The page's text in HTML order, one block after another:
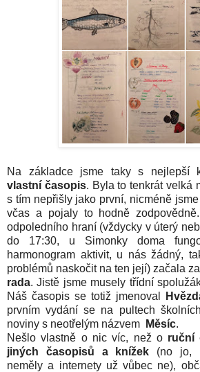
Na základce jsme taky s nejlepší
vlastní časopis. Byla to tenkrát velká
s tím nepřišly jako první, nicméně
včas a pojaly to hodně
odpoledního hraní (vždycky v úterý
do 17:30, u Simonky doma
harmonogram aktivit, u nás žádný,
problémů naskočit na ten její) začala
rada. Jistě jsme musely třídní
Náš časopis se totiž jmenoval
prvním vydání se na pultech
noviny s neotřelým názvem
Měsíc.
Nešlo vlastně o nic víc, než o ruční
jiných časopisů a knížek (no jo,
neměly a internety už vůbec ne),